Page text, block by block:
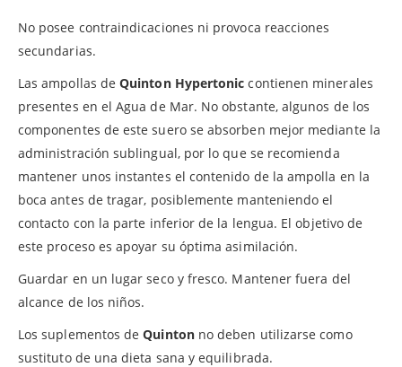
No posee contraindicaciones ni provoca reacciones
secundarias.
Las ampollas deQuinton Hypertonic contienen minerales
presentes en el Agua de Mar. No obstante, algunos de los
componentes de este suero se absorben mejor mediante la
administración sublingual, por lo que se recomienda
mantener unos instantes el contenido de la ampolla en la
boca antes de tragar, posiblemente manteniendo el
contacto con la parte inferior de la lengua. El objetivo de
este proceso es apoyar su óptima asimilación.
Guardar en un lugar seco y fresco. Mantener fuera del
alcance de los niños.
Los suplementos deQuintonno deben utilizarse como
sustituto de una dieta sana y equilibrada.